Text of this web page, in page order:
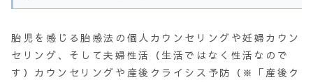
胎児を感じる胎感法の個人カウンセリングや妊婦カウン
セリング、そして夫婦性活（生活ではなく性活なので
す）カウンセリングや産後クライシス予防（※「産後ク